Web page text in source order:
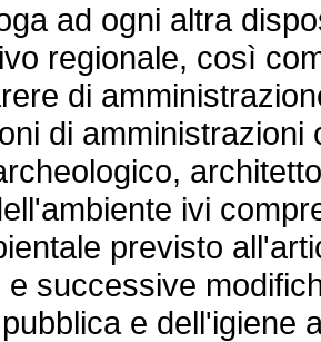
ad ogni altra
regionale, così
di
di
ivi
previsto
e successive
e dell'igiene